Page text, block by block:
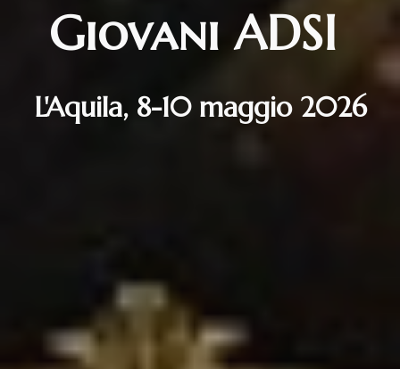
GiovaniADSI
L'Aquila, 8-10 maggio 2026